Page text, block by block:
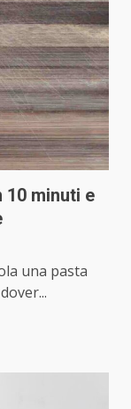
10 minuti e
una pasta